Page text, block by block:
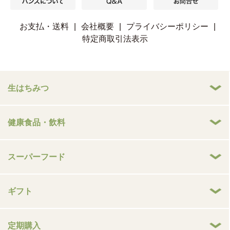
お支払・送料 会社概要 プライバシーポリシー
特定商取引法表示
生はちみつ
健康食品・飲料
スーパーフード
ギフト
定期購入